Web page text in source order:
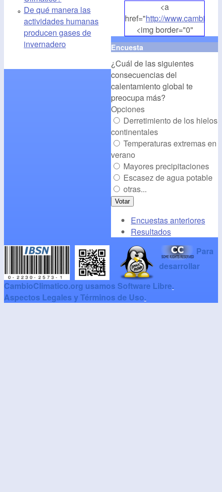
De qué manera las
actividades humanas
producen gases de
invernadero
<a
href="http://
<img border="0"
align="middle"
src="http://
alt="CambioClimatico.org"
/></a>
Encuesta
¿Cuál de las siguientes
consecuencias del
calentamiento global te
preocupa más?
Opciones
Derretimiento de los hielos
continentales
Temperaturas extremas en
verano
Mayores precipitaciones
Escasez de agua potable
otras...
Encuestas anteriores
Resultados
Para
desarrollar
CambioClimatico.org usamos Software Libre.
Aspectos Legales y Términos de Uso.